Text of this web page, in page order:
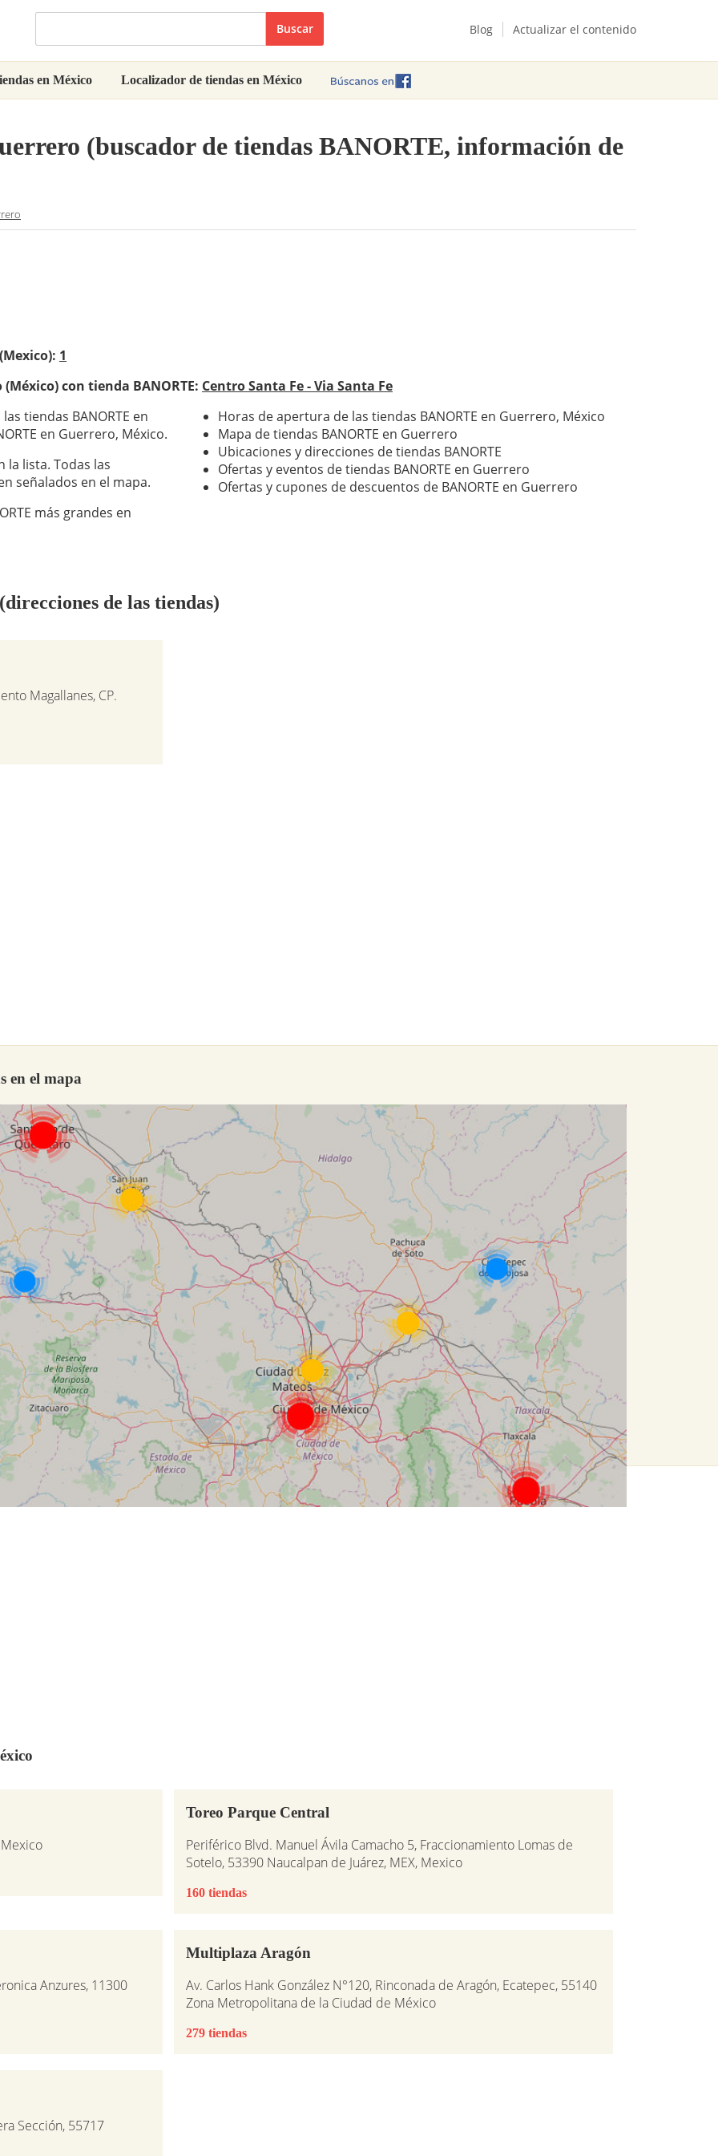
Buscar Blog Actualizar el contenido
en México Localizador de tiendas en México
(buscador de tiendas BANORTE, información de
1
con tienda BANORTE: Centro Santa Fe - Via Santa Fe
tiendas BANORTE en
en Guerrero, México.
la lista. Todas las
señalados en el mapa.
más grandes en
Horas de apertura de las tiendas BANORTE en Guerrero, México
Mapa de tiendas BANORTE en Guerrero
Ubicaciones y direcciones de tiendas BANORTE
Ofertas y eventos de tiendas BANORTE en Guerrero
Ofertas y cupones de descuentos de BANORTE en Guerrero
de las tiendas)
Magallanes, CP.
en el mapa
Mexico
Toreo Parque Central
Periférico Blvd. Manuel Ávila Camacho 5, Fraccionamiento Lomas de
Sotelo, 53390 Naucalpan de Juárez, MEX, Mexico
160 tiendas
Anzures, 11300
Multiplaza Aragón
Av. Carlos Hank González N°120, Rinconada de Aragón, Ecatepec, 55140
Zona Metropolitana de la Ciudad de México
279 tiendas
Sección, 55717